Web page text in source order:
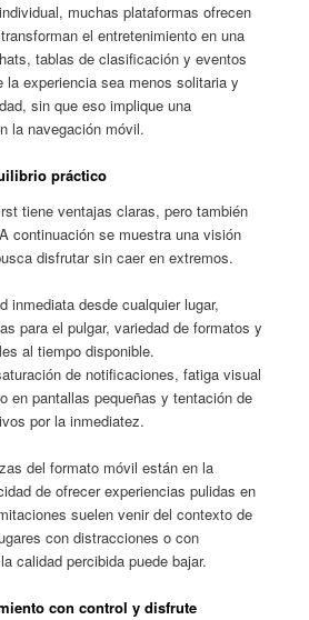
muchas plataformas ofrecen
el entretenimiento en una
tablas de clasificación y eventos
la experiencia sea menos solitaria y
sin que eso implique una
la navegación móvil.
práctico
tiene ventajas claras, pero también
continuación se muestra una visión
disfrutar sin caer en extremos.
inmediata desde cualquier lugar,
para el pulgar, variedad de formatos y
al tiempo disponible.
de notificaciones, fatiga visual
en pantallas pequeñas y tentación de
por la inmediatez.
del formato móvil están en la
de ofrecer experiencias pulidas en
suelen venir del contexto de
con distracciones o con
calidad percibida puede bajar.
con control y disfrute